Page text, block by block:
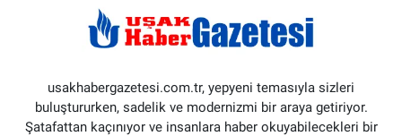
usakhabergazetesi.com.tr, yepyeni temasıyla sizleri
buluştururken, sadelik ve modernizmi bir araya getiriyor.
Şatafattan kaçınıyor ve insanlara haber okuyabilecekleri bir